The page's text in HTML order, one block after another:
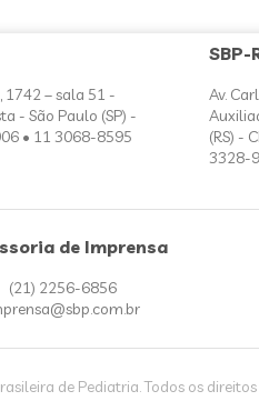
1742 – sala 51 -
- São Paulo (SP) -
• 11 3068-8595
SBP-
Av.
(RS) -
3328-
de Imprensa
(21) 2256-6856
de Pediatria. Todos os direitos